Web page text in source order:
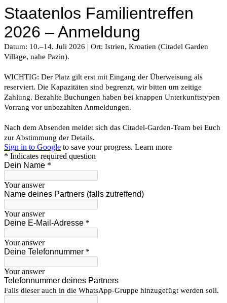
Staatenlos Familientreffen
2026 – Anmeldung
Datum: 10.–14. Juli 2026 | Ort: Istrien, Kroatien (Citadel Garden
Village, nahe Pazin).
WICHTIG: Der Platz gilt erst mit Eingang der Überweisung als
reserviert. Die Kapazitäten sind begrenzt, wir bitten um zeitige
Zahlung. Bezahlte Buchungen haben bei knappen Unterkunftstypen
Vorrang vor unbezahlten Anmeldungen.
Nach dem Absenden meldet sich das Citadel-Garden-Team bei Euch
zur Abstimmung der Details.
Sign in to Google to save your progress. Learn more
* Indicates required question
Dein Name *
Your answer
Name deines Partners (falls zutreffend)
Your answer
Deine E-Mail-Adresse *
Your answer
Deine Telefonnummer *
Your answer
Telefonnummer deines Partners
Falls dieser auch in die WhatsApp-Gruppe hinzugefügt werden soll.